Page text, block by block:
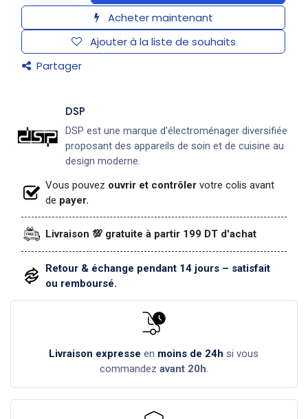
Acheter maintenant
Ajouter à la liste de souhaits
Partager
DSP
DSP est une marque d'électroménager diversifiée
proposant des appareils de soin et de cuisine au
design moderne.
Vous pouvez ouvrir et contrôler votre colis avant
de payer.
Livraison 💯 gratuite à partir 199 DT d'achat
Retour & échange pendant 14 jours – satisfait
ou remboursé.
Livraison expresse en moins de 24h si vous
commandez avant 20h.